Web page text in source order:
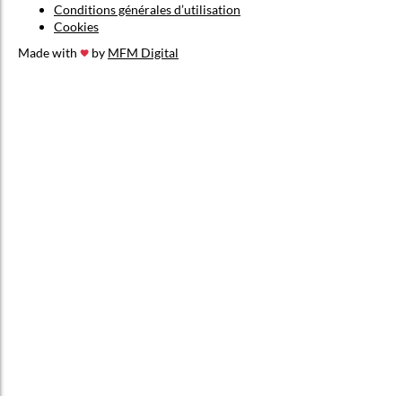
Conditions générales d’utilisation
Cookies
Made with
by MFM Digital